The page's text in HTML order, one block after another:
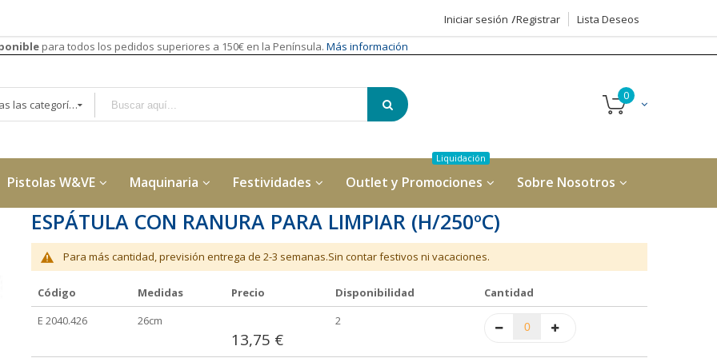
Iniciar sesión Registrar
Lista Deseos
para todos los pedidos superiores a 150€ en la Península. Más información
Todas las categorías
Pistolas W&VE Maquinaria Festividades Outlet y Promociones Sobre Nosotros
ESPÁTULA CON RANURA PARA LIMPIAR (H/250ºC)
Para más cantidad, previsión entrega de 2-3 semanas.Sin contar festivos ni vacaciones.
Elementos
Código Medidas Precio Disponibilidad
Cantidad
E 2040.426
26cm
13,75 €
2